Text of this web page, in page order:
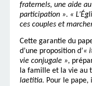
fraternels, une aide
participation ». «
ces couples et
Cette garantie du
d’une proposition d’«
vie conjugale »,
la famille et la vie au
laetitia. Pour le pape,